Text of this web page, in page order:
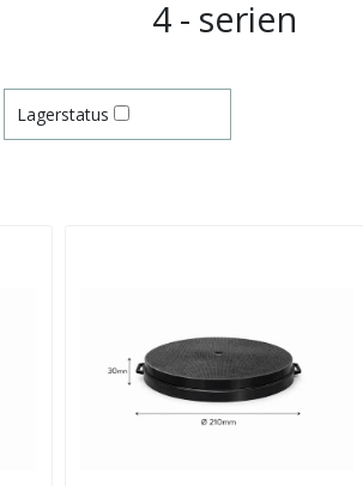
4 - serien
Lagerstatus